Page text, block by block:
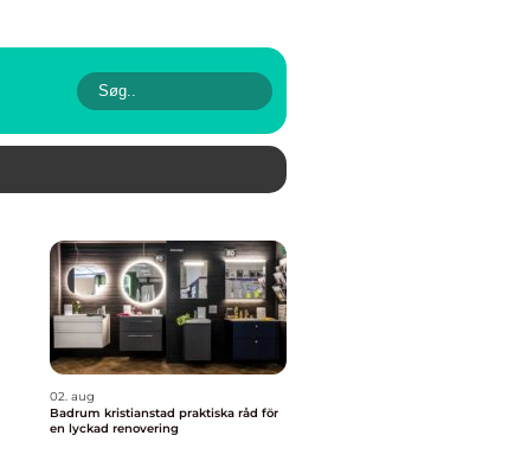
02. aug
Badrum kristianstad praktiska råd för
en lyckad renovering